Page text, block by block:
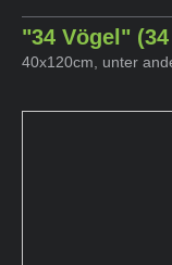
"34 Vögel"
40x120cm, unter